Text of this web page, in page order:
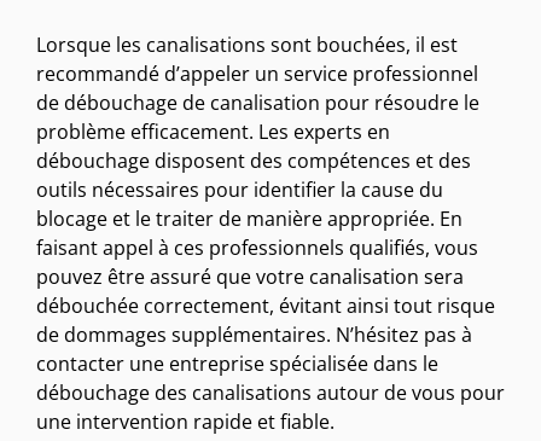
Lorsque les canalisations sont bouchées, il est
recommandé d’appeler un service professionnel
de débouchage de canalisation pour résoudre le
problème efficacement. Les experts en
débouchage disposent des compétences et des
outils nécessaires pour identifier la cause du
blocage et le traiter de manière appropriée. En
faisant appel à ces professionnels qualifiés, vous
pouvez être assuré que votre canalisation sera
débouchée correctement, évitant ainsi tout risque
de dommages supplémentaires. N’hésitez pas à
contacter une entreprise spécialisée dans le
débouchage des canalisations autour de vous pour
une intervention rapide et fiable.